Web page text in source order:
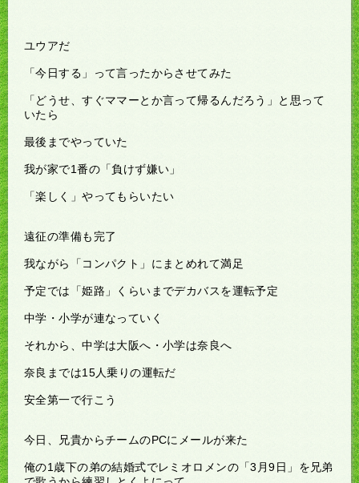
ユウアだ
「今日する」って言ったからさせてみた
「どうせ、すぐママーとか言って帰るんだろう」と思って
いたら
最後までやっていた
我が家で1番の「負けず嫌い」
「楽しく」やってもらいたい
遠征の準備も完了
我ながら「コンパクト」にまとめれて満足
予定では「姫路」くらいまでデカバスを運転予定
中学・小学が連なっていく
それから、中学は大阪へ・小学は奈良へ
奈良までは15人乗りの運転だ
安全第一で行こう
今日、兄貴からチームのPCにメールが来た
俺の1歳下の弟の結婚式でレミオロメンの「3月9日」を兄弟